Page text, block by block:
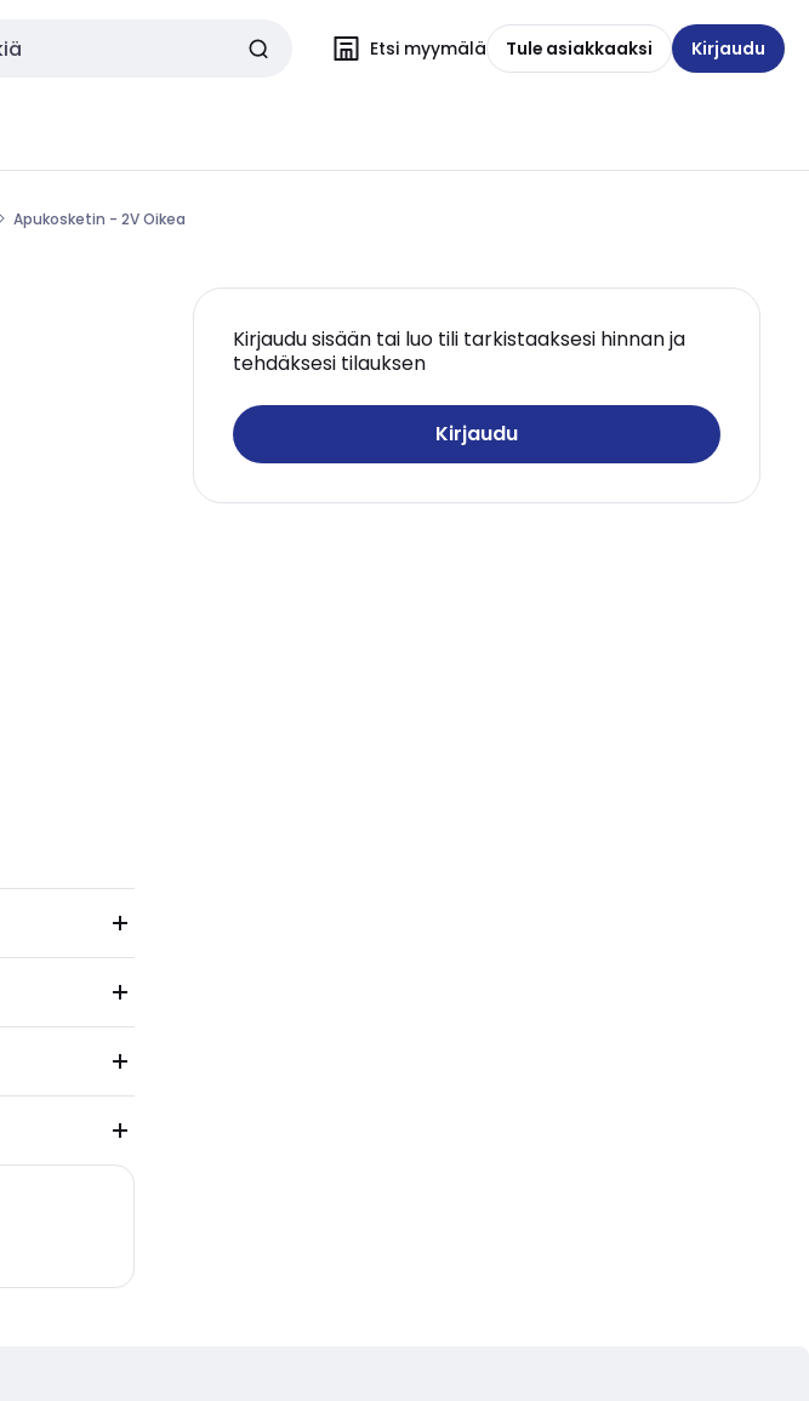
Etsi myymälä Tule asiakkaaksi Kirjaudu
Apukosketin - 2V Oikea
Kirjaudu sisään tai luo tili tarkistaaksesi hinnan ja
tehdäksesi tilauksen
Kirjaudu